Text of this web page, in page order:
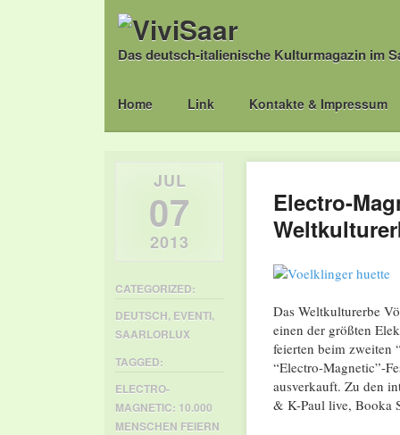
Das deutsch-italienische Kulturmagazin im
Main menu
Skip
Home Link Kontakte & Impressum
Electro-
Das Weltkulturerbe
einen der größten
feierten beim zweiten
“Electro-Magnetic”-
ausverkauft. Zu den
& K-Paul live, Booka
JUL
07
2013
CATEGORIZED:
DEUTSCH, EVENTI,
SAARLORLUX
TAGGED:
ELECTRO-
MAGNETIC: 10.000
MENSCHEN FEIERN